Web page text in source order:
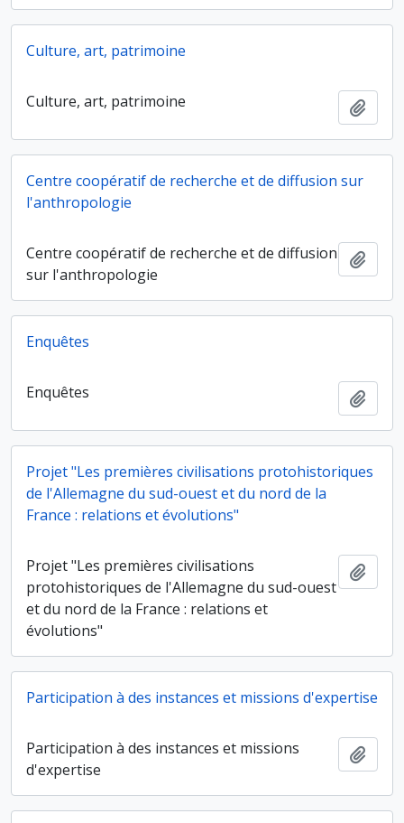
Culture, art, patrimoine
Culture, art, patrimoine
Centre coopératif de recherche et de diffusion sur
l'anthropologie
Centre coopératif de recherche et de diffusion
sur l'anthropologie
Enquêtes
Enquêtes
Projet "Les premières civilisations protohistoriques
de l'Allemagne du sud-ouest et du nord de la
France : relations et évolutions"
Projet "Les premières civilisations
protohistoriques de l'Allemagne du sud-ouest
et du nord de la France : relations et
évolutions"
Participation à des instances et missions d'expertise
Participation à des instances et missions
d'expertise